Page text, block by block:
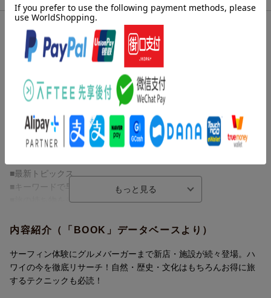
内容紹介（JPROより）
日本一のページ数（564ページ）と圧倒的な情報量で長年支持され
る「地球の歩き方」の最新ハワイ版が登場！ 巻頭特集では話題
の「スカイライン」で行く西オアフや、円安でもとことん楽しむ
滞在テク、ニューオープンのスーパーやバーなど、オアフ島の気
になる最新情報が凝縮。また旅行前に予習しておくとハワイをグ
ッと身近に感じる歴史や文化もしっかり網羅しています。
※今回の2024〜2025年版には以下の内容が収録されています。
■最新トピックス
■キーワードで早わかり！Hawaii A to Z
■旅の持ち物をチェック！
ワイカイ徹底解剖から、ハッピーアワーなどの高コスパグルメ、
サステナブルなハワイみやげなど今知っておきたい最新情報を網
羅。
内容紹介（「BOOK」データベースより）
サーフィン体験にグルメバーガーまで新店・施設が続々登場。ハ
ワイの今を徹底リサーチ！自然・歴史・文化はもちろんお得に旅
するテクニックも必読！